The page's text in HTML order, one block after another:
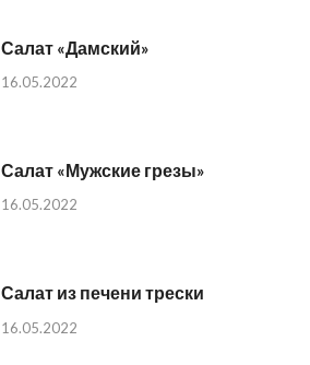
Салат «Дамский»
16.05.2022
Салат «Мужские грезы»
16.05.2022
Салат из печени трески
16.05.2022